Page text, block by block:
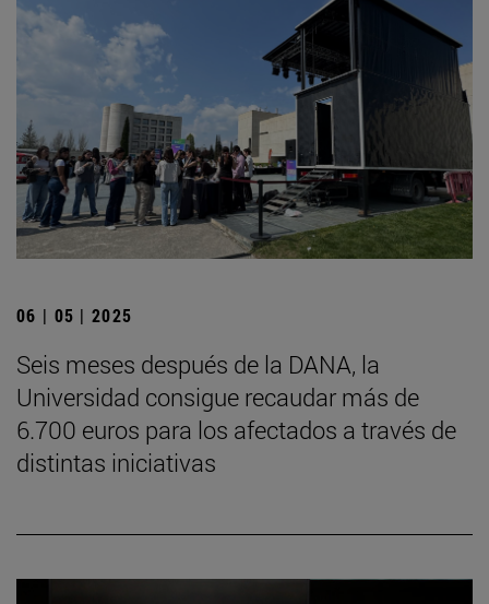
06 | 05 | 2025
Seis meses después de la DANA, la
Universidad consigue recaudar más de
6.700 euros para los afectados a través de
distintas iniciativas